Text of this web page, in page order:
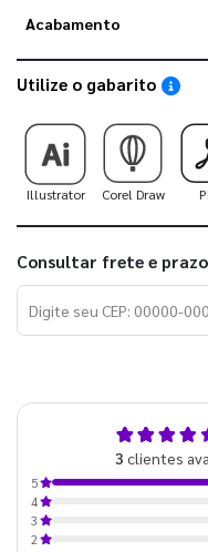
Acabamento
Utilize o gabarito
Illustrator Corel Draw
Consultar frete e
3 clientes
5
4
3
2